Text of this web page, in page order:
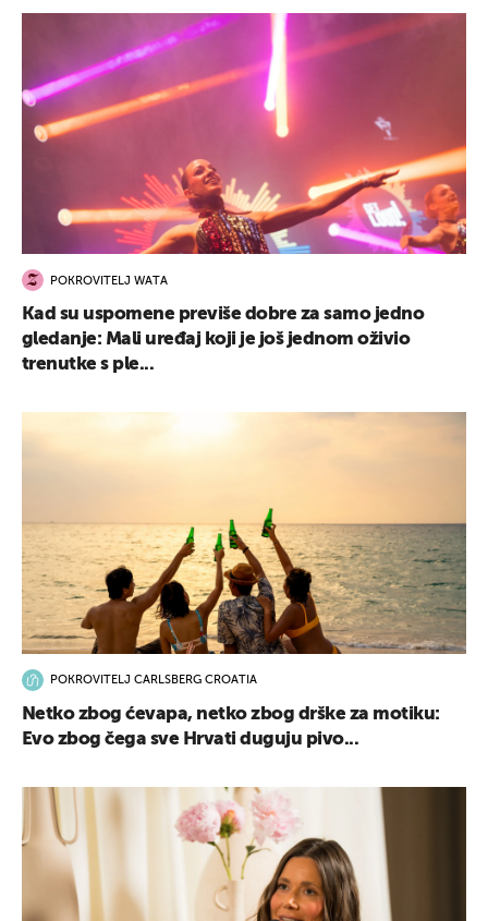
POKROVITELJ WATA
Kad su uspomene previše dobre za samo jedno
gledanje: Mali uređaj koji je još jednom oživio
trenutke s ple...
POKROVITELJ CARLSBERG CROATIA
Netko zbog ćevapa, netko zbog drške za motiku:
Evo zbog čega sve Hrvati duguju pivo...